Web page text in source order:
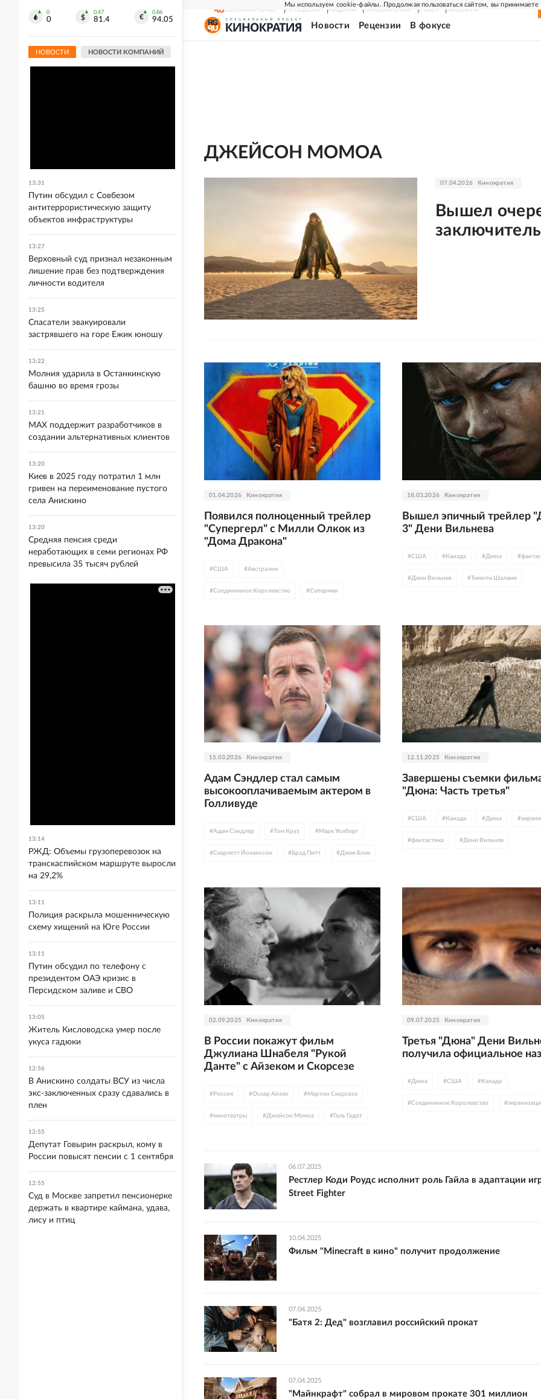
Мы используем cookie-файлы. Продолжая пользоваться сайтом, вы принимаете
СВЕЖИЙ НОМЕР РГ-НЕДЕЛЯ РОДИНА ПРИЛОЖЕНИЯ СОЮЗ НОВОСТИ
Новости Рецензии В фокусе
ДЖЕЙСОН МОМОА
07.04.2026 Кинократия
Вышел
01.04.2026 Кинократия
Появился полноценный трейлер
"Супергерл" с Милли Олкок из
"Дома Дракона"
#США #Австралия
#Соединенное Королевство #Супермен
# WB Discovery Джеймс Ганн
Джейсон Момоа трейлер приключения
супергерои
18.03.2026 Кинократия
Вышел эпичный трейлер
3" Дени Вильнева
#США # Канада # Дюна #
# Дени Вильнев #Тимоти Шаламе
#Джейсон Момоа #Роберт Паттинсон
#Ребекка Фергюсон #WB Discovery
15.03.2026 Кинократия
Адам Сэндлер стал самым
высокооплачиваемым актером в
Голливуде
#Адам Сэндлер #Том Круз # Марк Уолберг
#Скарлетт Йоханссон # Брэд Питт #Джек Блэк
#Дензел Вашингтон Дуэйн Джонсон
12.11.2025 Кинократия
Завершены съемки
"Дюна: Часть третья"
#США # Канада #Дюна #
#фантастика #Дени Вильнев
Хавьер Бардем Испания
# WB Discovery
02.09.2025 Кинократия
В России покажут фильм
Джулиана Шнабеля "Рукой
Данте" с Айзеком и Скорсезе
# Россия #Оскар Айзек # Мартин Скорсезе
#кинотеатры # Джейсон Момоа # Галь Гадот
09.07.2025 Кинократия
Третья "Дюна" Дени
получила официальное
# Дюна #США # Канада
#Соединенное Королевство #
06.07.2025
Рестлер Коди Роудс исполнит роль Гайла в адаптации
Street Fighter
10.04.2025
Фильм "Minecraft в кино" получит продолжение
07.04.2025
"Батя 2: Дед" возглавил российский прокат
07.04.2025
"Майнкрафт" собрал в мировом прокате 301 миллион
0
0
0.47
81.4
0.86
94.05
НОВОСТИ НОВОСТИ КОМПАНИЙ
13:31
Путин обсудил с Совбезом
антитеррористическую защиту
объектов инфраструктуры
13:27
Верховный суд признал незаконным
лишение прав без подтверждения
личности водителя
13:25
Спасатели эвакуировали
застрявшего на горе Ежик юношу
13:22
Молния ударила в Останкинскую
башню во время грозы
13:21
MAX поддержит разработчиков в
создании альтернативных клиентов
13:20
Киев в 2025 году потратил 1 млн
гривен на переименование пустого
села Анискино
13:20
Средняя пенсия среди
неработающих в семи регионах РФ
превысила 35 тысяч рублей
13:14
РЖД: Объемы грузоперевозок на
транскаспийском маршруте выросли
на 29,2%
13:11
Полиция раскрыла мошенническую
схему хищений на Юге России
13:11
Путин обсудил по телефону с
президентом ОАЭ кризис в
Персидском заливе и СВО
13:05
Житель Кисловодска умер после
укуса гадюки
12:56
В Анискино солдаты ВСУ из числа
экс-заключенных сразу сдавались в
плен
12:55
Депутат Говырин раскрыл, кому в
России повысят пенсии с 1 сентября
12:55
Суд в Москве запретил пенсионерке
держать в квартире каймана, удава,
лису и птиц